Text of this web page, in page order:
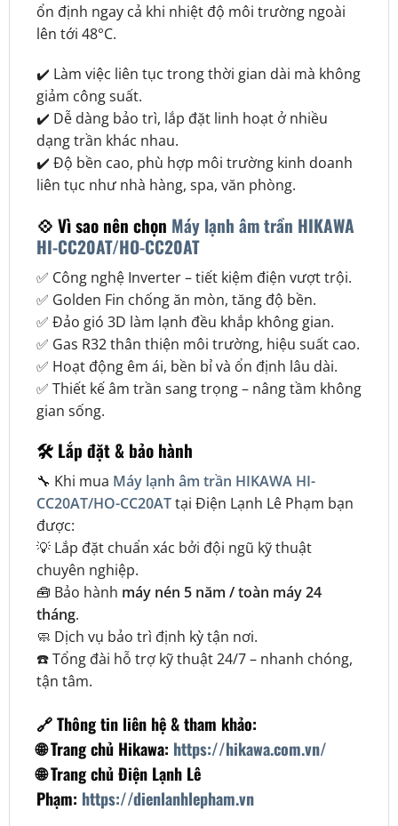
ổn định ngay cả khi nhiệt độ môi trường ngoài
lên tới 48°C.
✔️ Làm việc liên tục trong thời gian dài mà không
giảm công suất.
✔️ Dễ dàng bảo trì, lắp đặt linh hoạt ở nhiều
dạng trần khác nhau.
✔️ Độ bền cao, phù hợp môi trường kinh doanh
liên tục như nhà hàng, spa, văn phòng.
💠 Vì sao nên chọn Máy lạnh âm trần HIKAWA
HI-CC20AT/HO-CC20AT
✅ Công nghệ Inverter – tiết kiệm điện vượt trội.
✅ Golden Fin chống ăn mòn, tăng độ bền.
✅ Đảo gió 3D làm lạnh đều khắp không gian.
✅ Gas R32 thân thiện môi trường, hiệu suất cao.
✅ Hoạt động êm ái, bền bỉ và ổn định lâu dài.
✅ Thiết kế âm trần sang trọng – nâng tầm không
gian sống.
🛠️ Lắp đặt & bảo hành
🔧 Khi mua Máy lạnh âm trần HIKAWA HI-
CC20AT/HO-CC20ATtại Điện Lạnh Lê Phạm bạn
được:
💡 Lắp đặt chuẩn xác bởi đội ngũ kỹ thuật
chuyên nghiệp.
🧰 Bảo hành máy nén 5 năm / toàn máy 24
tháng.
🧼 Dịch vụ bảo trì định kỳ tận nơi.
☎️ Tổng đài hỗ trợ kỹ thuật 24/7 – nhanh chóng,
tận tâm.
🔗 Thông tin liên hệ & tham khảo:
🌐 Trang chủ Hikawa: https://hikawa.com.vn/
🌐 Trang chủ Điện Lạnh Lê
Phạm: https://dienlanhlepham.vn